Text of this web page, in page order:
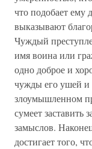
что подобает ему
выказывают
Чуждый
имя воина или
одно доброе и
чужды его ушей и
злоумышленном
сумеет заставить
замыслов.
достигает того,